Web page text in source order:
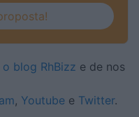
blog RhBizz e de nos
, Youtube e Twitter.